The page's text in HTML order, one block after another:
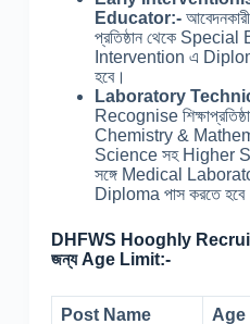
Educator:-
প্রতিষ্ঠান থেকে
Intervention এ
হবে।
Laboratory
Recognise
Chemistry &
Science সহ Higher
সঙ্গে Medical
Diploma পাস করতে
DHFWS Hooghly
জন্য Age Limit:-
Post Name Age